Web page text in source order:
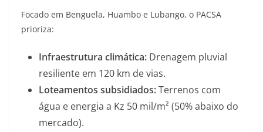
Focado em Benguela, Huambo e Lubango, o PACSA
prioriza:
Infraestrutura climática: Drenagem pluvial
resiliente em 120 km de vias.
Loteamentos subsidiados:Terrenos com
água e energia a Kz 50 mil/m² (50% abaixo do
mercado).